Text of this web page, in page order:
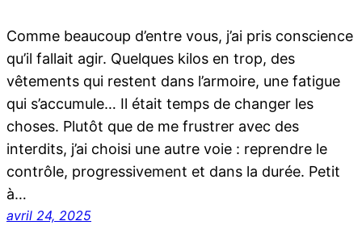
Comme beaucoup d’entre vous, j’ai pris conscience
qu’il fallait agir. Quelques kilos en trop, des
vêtements qui restent dans l’armoire, une fatigue
qui s’accumule… Il était temps de changer les
choses. Plutôt que de me frustrer avec des
interdits, j’ai choisi une autre voie : reprendre le
contrôle, progressivement et dans la durée. Petit
à…
avril 24, 2025